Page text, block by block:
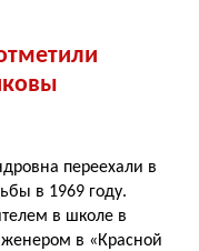
переехали в
в 1969 году.
в школе в
в «Красной